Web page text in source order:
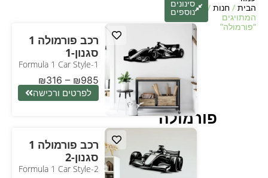
הבית / חנות / מוצרים
המתויגים
“פורמולה”
פורמולה
סינונים
נוספים
רכב פורמולה 1
סגנון-1
Formula 1 Car Style-1
₪316 – ₪985
לפרטים ורכישה
רכב פורמולה 1
סגנון-2
Formula 1 Car Style-2